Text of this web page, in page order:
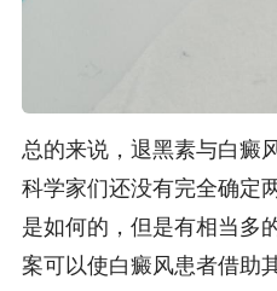
总的来说，退黑素与白癜
科学家们还没有完全确定
是如何的，但是有相当多
案可以使白癜风患者借助